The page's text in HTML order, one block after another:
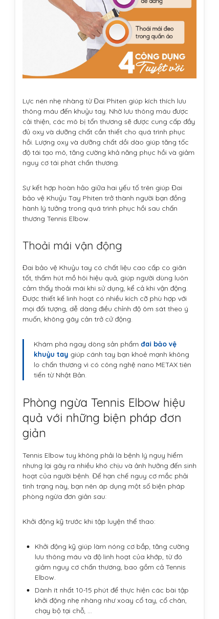
Lực nén nhẹ nhàng từ Đai Phiten giúp kích thích lưu
thông máu đến khuỷu tay. Nhờ lưu thông máu được
cải thiện, các mô bị tổn thương sẽ được cung cấp đầy
đủ oxy và dưỡng chất cần thiết cho quá trình phục
hồi. Lượng oxy và dưỡng chất dồi dào giúp tăng tốc
độ tái tạo mô, tăng cường khả năng phục hồi và giảm
nguy cơ tái phát chấn thương.
Sự kết hợp hoàn hảo giữa hai yếu tố trên giúp Đai
bảo vệ Khuỷu Tay Phiten trở thành người bạn đồng
hành lý tưởng trong quá trình phục hồi sau chấn
thương Tennis Elbow.
Thoải mái vận động
Đai bảo vệ Khuỷu tay có chất liệu cao cấp co giãn
tốt, thấm hút mồ hôi hiệu quả, giúp người dùng luôn
cảm thấy thoải mái khi sử dụng, kể cả khi vận động.
Được thiết kế linh hoạt có nhiều kích cỡ phù hợp với
mọi đối tượng, dễ dàng điều chỉnh độ ôm sát theo ý
muốn, không gây cản trở cử động.
Khám phá ngay dòng sản phẩm đai bảo vệ
khuỷu tay giúp cánh tay bạn khoẻ mạnh không
lo chấn thương vì có công nghệ nano METAX tiên
tiến từ Nhật Bản.
Phòng ngừa Tennis Elbow hiệu
quả với những biện pháp đơn
giản
Tennis Elbow tuy không phải là bệnh lý nguy hiểm
nhưng lại gây ra nhiều khó chịu và ảnh hưởng đến sinh
hoạt của người bệnh. Để hạn chế nguy cơ mắc phải
tình trạng này, bạn nên áp dụng một số biện pháp
phòng ngừa đơn giản sau:
Khởi động kỹ trước khi tập luyện thể thao:
Khởi động kỹ giúp làm nóng cơ bắp, tăng cường
lưu thông máu và độ linh hoạt của khớp, từ đó
giảm nguy cơ chấn thương, bao gồm cả Tennis
Elbow.
Dành ít nhất 10-15 phút để thực hiện các bài tập
khởi động nhẹ nhàng như xoay cổ tay, cổ chân,
chạy bộ tại chỗ, ...